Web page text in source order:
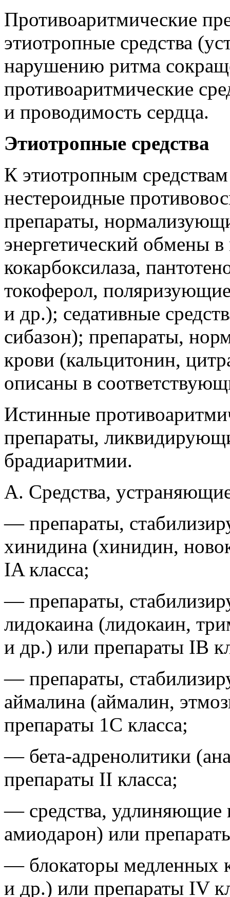
Противоаритмические
этиотропные средства
нарушению ритма
противоаритмические
и проводимость сердца.
Этиотропные средства
К этиотропным
нестероидные
препараты,
энергетический обмены
кокарбоксилаза,
токоферол,
и др.); седативные
сибазон); препараты,
крови (кальцитонин,
описаны в
Истинные
препараты,
брадиаритмии.
А. Средства,
— препараты,
хинидина (хинидин,
IA класса;
— препараты,
лидокаина (лидокаин,
и др.) или препараты IB
— препараты,
аймалина (аймалин,
препараты 1С класса;
— бета-адренолитики
препараты II класса;
— средства, удлиняющие
амиодарон) или
— блокаторы медленных
и др.) или препараты IV